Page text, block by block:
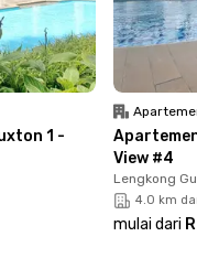
1 -
View #4
Lengkong
4.0 km
mulai dari